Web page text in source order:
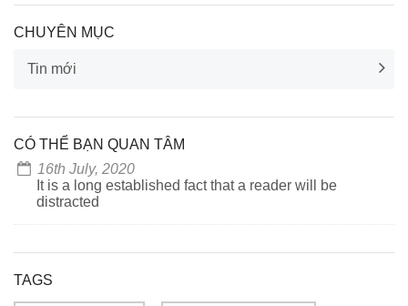
CHUYÊN MỤC
Tin mới
CÓ THỂ BẠN QUAN TÂM
16th July, 2020
It is a long established fact that a reader will be
distracted
TAGS